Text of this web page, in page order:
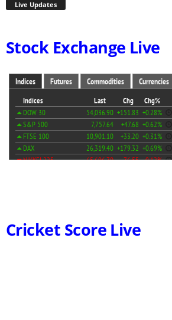
Live Updates
Stock Exchange Live
Cricket Score Live